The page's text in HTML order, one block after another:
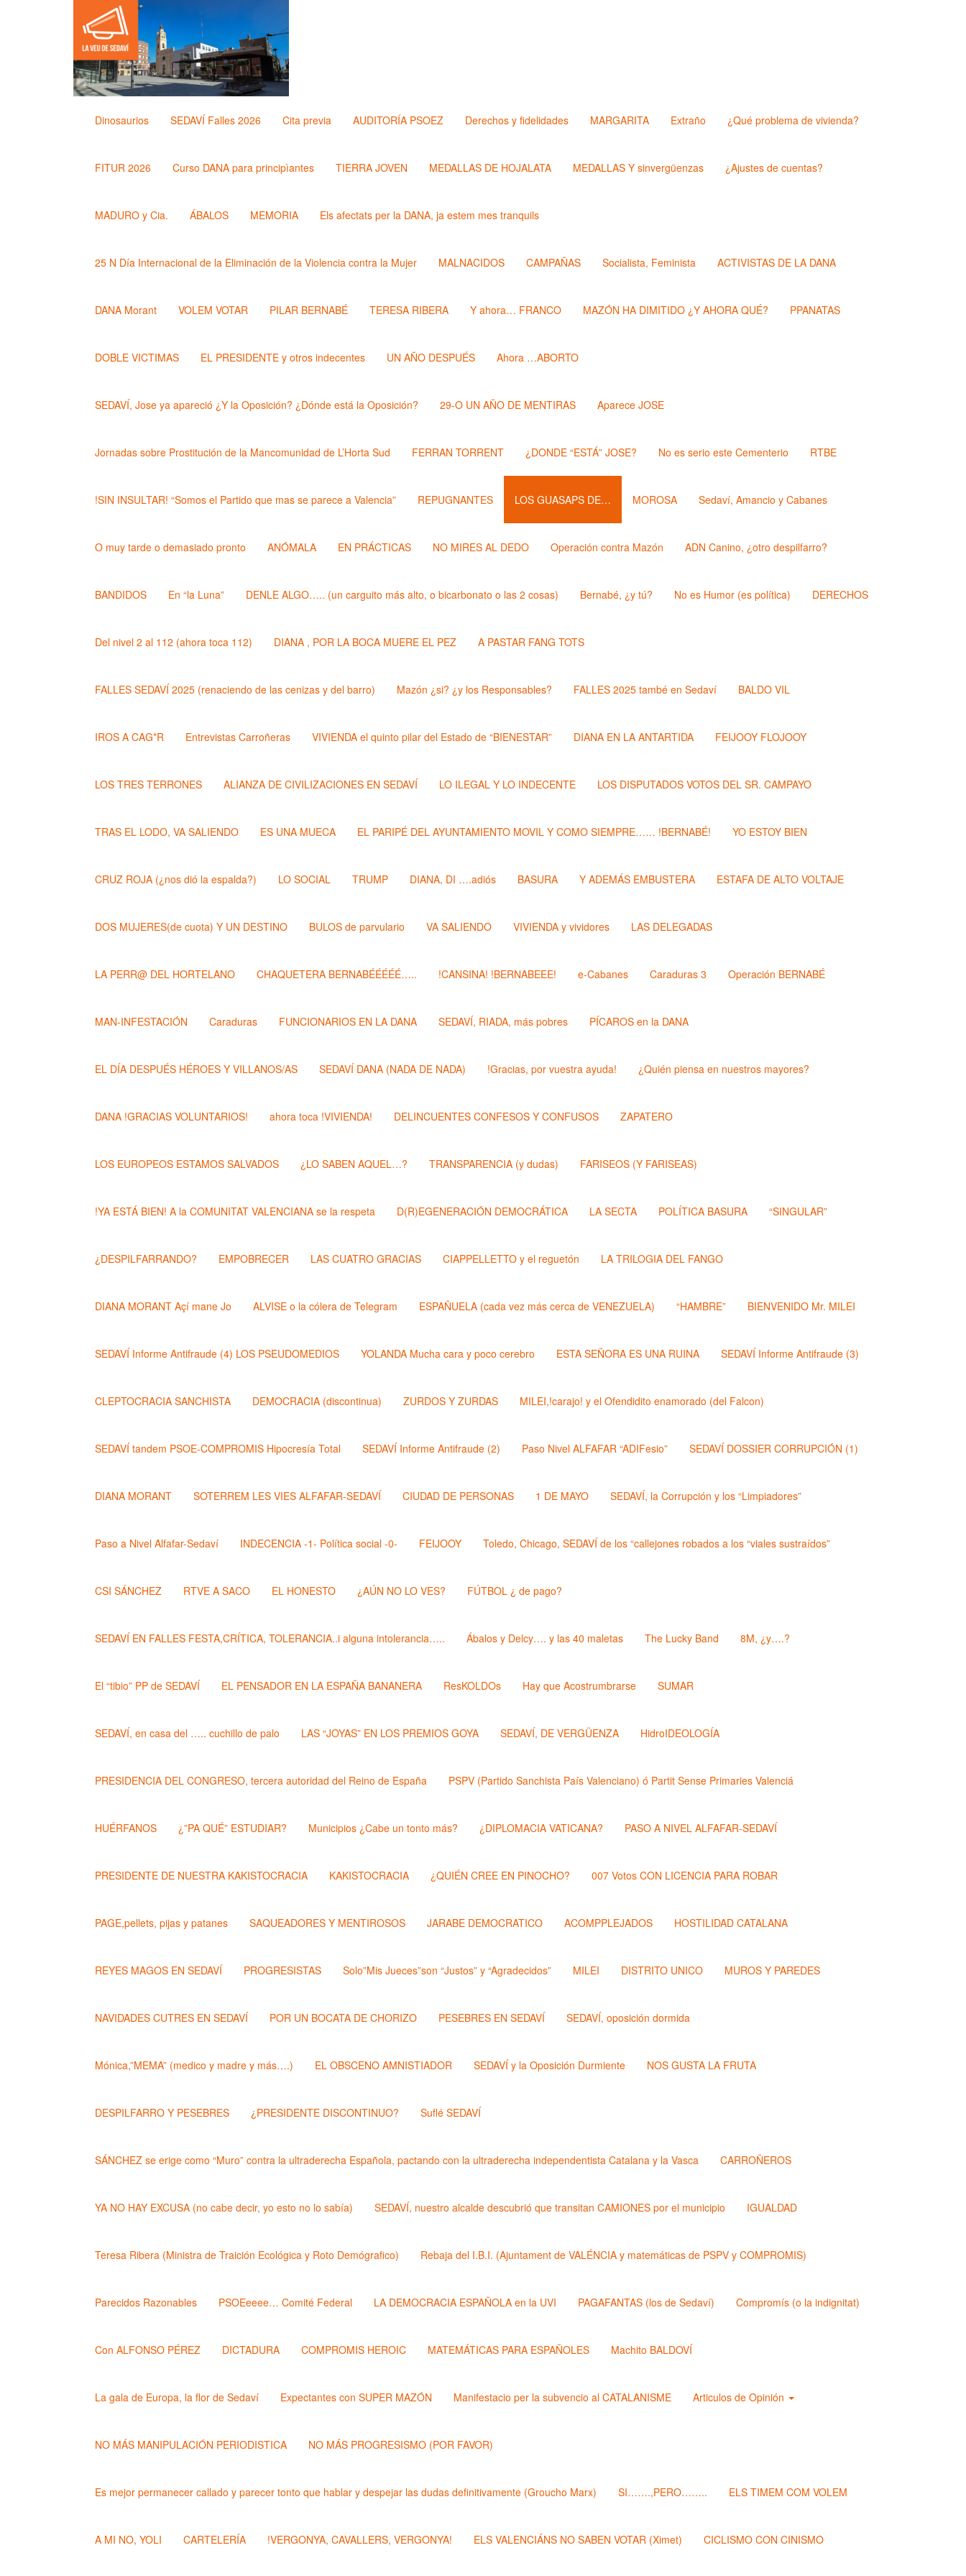
Dinosaurios SEDAVÍ Falles 2026 Cita previa AUDITORÍA PSOEZ Derechos y fidelidades MARGARITA Extraño ¿Qué problema de vivienda?
FITUR 2026 Curso DANA para principìantes TIERRA JOVEN MEDALLAS DE HOJALATA MEDALLAS Y sinvergüenzas ¿Ajustes de cuentas?
MADURO y Cia. ÁBALOS MEMORIA Els afectats per la DANA, ja estem mes tranquils
25 N Día Internacional de la Eliminación de la Violencia contra la Mujer MALNACIDOS CAMPAÑAS Socialista, Feminista ACTIVISTAS DE LA DANA
DANA Morant VOLEM VOTAR PILAR BERNABÉ TERESA RIBERA Y ahora… FRANCO MAZÓN HA DIMITIDO ¿Y AHORA QUÉ? PPANATAS
DOBLE VICTIMAS EL PRESIDENTE y otros indecentes UN AÑO DESPUÉS Ahora …ABORTO
SEDAVÍ, Jose ya apareció ¿Y la Oposición? ¿Dónde está la Oposición? 29-O UN AÑO DE MENTIRAS Aparece JOSE
Jornadas sobre Prostitución de la Mancomunidad de L’Horta Sud FERRAN TORRENT ¿DONDE “ESTÁ” JOSE? No es serio este Cementerio RTBE
!SIN INSULTAR! “Somos el Partido que mas se parece a Valencia” REPUGNANTES LOS GUASAPS DE… MOROSA Sedaví, Amancio y Cabanes
O muy tarde o demasiado pronto ANÓMALA EN PRÁCTICAS NO MIRES AL DEDO Operación contra Mazón ADN Canino, ¿otro despilfarro?
BANDIDOS En “la Luna” DENLE ALGO….. (un carguito más alto, o bicarbonato o las 2 cosas) Bernabé, ¿y tú? No es Humor (es política) DERECHOS
Del nivel 2 al 112 (ahora toca 112) DIANA , POR LA BOCA MUERE EL PEZ A PASTAR FANG TOTS
FALLES SEDAVÍ 2025 (renaciendo de las cenizas y del barro) Mazón ¿si? ¿y los Responsables? FALLES 2025 també en Sedaví BALDO VIL
IROS A CAG*R Entrevistas Carroñeras VIVIENDA el quinto pilar del Estado de “BIENESTAR” DIANA EN LA ANTARTIDA FEIJOOY FLOJOOY
LOS TRES TERRONES ALIANZA DE CIVILIZACIONES EN SEDAVÍ LO ILEGAL Y LO INDECENTE LOS DISPUTADOS VOTOS DEL SR. CAMPAYO
TRAS EL LODO, VA SALIENDO ES UNA MUECA EL PARIPÉ DEL AYUNTAMIENTO MOVIL Y COMO SIEMPRE…… !BERNABÉ! YO ESTOY BIEN
CRUZ ROJA (¿nos dió la espalda?) LO SOCIAL TRUMP DIANA, DI ….adiós BASURA Y ADEMÁS EMBUSTERA ESTAFA DE ALTO VOLTAJE
DOS MUJERES(de cuota) Y UN DESTINO BULOS de parvulario VA SALIENDO VIVIENDA y vividores LAS DELEGADAS
LA PERR@ DEL HORTELANO CHAQUETERA BERNABÉÉÉÉÉ….. !CANSINA! !BERNABEEE! e-Cabanes Caraduras 3 Operación BERNABÉ
MAN-INFESTACIÓN Caraduras FUNCIONARIOS EN LA DANA SEDAVÍ, RIADA, más pobres PÍCAROS en la DANA
EL DÍA DESPUÉS HÉROES Y VILLANOS/AS SEDAVÍ DANA (NADA DE NADA) !Gracias, por vuestra ayuda! ¿Quién piensa en nuestros mayores?
DANA !GRACIAS VOLUNTARIOS! ahora toca !VIVIENDA! DELINCUENTES CONFESOS Y CONFUSOS ZAPATERO
LOS EUROPEOS ESTAMOS SALVADOS ¿LO SABEN AQUEL…? TRANSPARENCIA (y dudas) FARISEOS (Y FARISEAS)
!YA ESTÁ BIEN! A la COMUNITAT VALENCIANA se la respeta D(R)EGENERACIÓN DEMOCRÁTICA LA SECTA POLÍTICA BASURA “SINGULAR”
¿DESPILFARRANDO? EMPOBRECER LAS CUATRO GRACIAS CIAPPELLETTO y el reguetón LA TRILOGIA DEL FANGO
DIANA MORANT Açí mane Jo ALVISE o la cólera de Telegram ESPAÑUELA (cada vez más cerca de VENEZUELA) “HAMBRE” BIENVENIDO Mr. MILEI
SEDAVÍ Informe Antifraude (4) LOS PSEUDOMEDIOS YOLANDA Mucha cara y poco cerebro ESTA SEÑORA ES UNA RUINA SEDAVÍ Informe Antifraude (3)
CLEPTOCRACIA SANCHISTA DEMOCRACIA (discontinua) ZURDOS Y ZURDAS MILEI,!carajo! y el Ofendidito enamorado (del Falcon)
SEDAVÍ tandem PSOE-COMPROMIS Hipocresía Total SEDAVÍ Informe Antifraude (2) Paso Nivel ALFAFAR “ADIFesio” SEDAVÍ DOSSIER CORRUPCIÓN (1)
DIANA MORANT SOTERREM LES VIES ALFAFAR-SEDAVÍ CIUDAD DE PERSONAS 1 DE MAYO SEDAVÍ, la Corrupción y los “Limpiadores”
Paso a Nivel Alfafar-Sedaví INDECENCIA -1- Política social -0- FEIJOOY Toledo, Chicago, SEDAVÍ de los “callejones robados a los “viales sustraídos”
CSI SÁNCHEZ RTVE A SACO EL HONESTO ¿AÚN NO LO VES? FÚTBOL ¿ de pago?
SEDAVÍ EN FALLES FESTA,CRÍTICA, TOLERANCIA..i alguna intolerancia….. Ábalos y Delcy…. y las 40 maletas The Lucky Band 8M, ¿y….?
El “tibio” PP de SEDAVÍ EL PENSADOR EN LA ESPAÑA BANANERA ResKOLDOs Hay que Acostrumbrarse SUMAR
SEDAVÍ, en casa del ….. cuchillo de palo LAS “JOYAS” EN LOS PREMIOS GOYA SEDAVÍ, DE VERGÜENZA HidroIDEOLOGÍA
PRESIDENCIA DEL CONGRESO, tercera autoridad del Reino de España PSPV (Partido Sanchista País Valenciano) ó Partit Sense Primaries Valenciá
HUÉRFANOS ¿”PA QUÉ” ESTUDIAR? Municipios ¿Cabe un tonto más? ¿DIPLOMACIA VATICANA? PASO A NIVEL ALFAFAR-SEDAVÍ
PRESIDENTE DE NUESTRA KAKISTOCRACIA KAKISTOCRACIA ¿QUIÉN CREE EN PINOCHO? 007 Votos CON LICENCIA PARA ROBAR
PAGE,pellets, pijas y patanes SAQUEADORES Y MENTIROSOS JARABE DEMOCRATICO ACOMPPLEJADOS HOSTILIDAD CATALANA
REYES MAGOS EN SEDAVÍ PROGRESISTAS Solo”Mis Jueces”son “Justos” y “Agradecidos” MILEI DISTRITO UNICO MUROS Y PAREDES
NAVIDADES CUTRES EN SEDAVÍ POR UN BOCATA DE CHORIZO PESEBRES EN SEDAVÍ SEDAVÍ, oposición dormida
Mónica,”MEMA” (medico y madre y más….) EL OBSCENO AMNISTIADOR SEDAVÍ y la Oposición Durmiente NOS GUSTA LA FRUTA
DESPILFARRO Y PESEBRES ¿PRESIDENTE DISCONTINUO? Suflé SEDAVÍ
SÁNCHEZ se erige como “Muro” contra la ultraderecha Española, pactando con la ultraderecha independentista Catalana y la Vasca CARROÑEROS
YA NO HAY EXCUSA (no cabe decir, yo esto no lo sabía) SEDAVÍ, nuestro alcalde descubrió que transitan CAMIONES por el municipio IGUALDAD
Teresa Ribera (Ministra de Traición Ecológica y Roto Demógrafico) Rebaja del I.B.I. (Ajuntament de VALÉNCIA y matemáticas de PSPV y COMPROMIS)
Parecidos Razonables PSOEeeee… Comité Federal LA DEMOCRACIA ESPAÑOLA en la UVI PAGAFANTAS (los de Sedaví) Compromís (o la indignitat)
Con ALFONSO PÉREZ DICTADURA COMPROMIS HEROIC MATEMÁTICAS PARA ESPAÑOLES Machito BALDOVÍ
La gala de Europa, la flor de Sedaví Expectantes con SUPER MAZÓN Manifestacio per la subvencio al CATALANISME Articulos de Opinión
NO MÁS MANIPULACIÓN PERIODISTICA NO MÁS PROGRESISMO (POR FAVOR)
Es mejor permanecer callado y parecer tonto que hablar y despejar las dudas definitivamente (Groucho Marx) SI…….,PERO…….. ELS TIMEM COM VOLEM
A MI NO, YOLI CARTELERÍA !VERGONYA, CAVALLERS, VERGONYA! ELS VALENCIÁNS NO SABEN VOTAR (Ximet) CICLISMO CON CINISMO